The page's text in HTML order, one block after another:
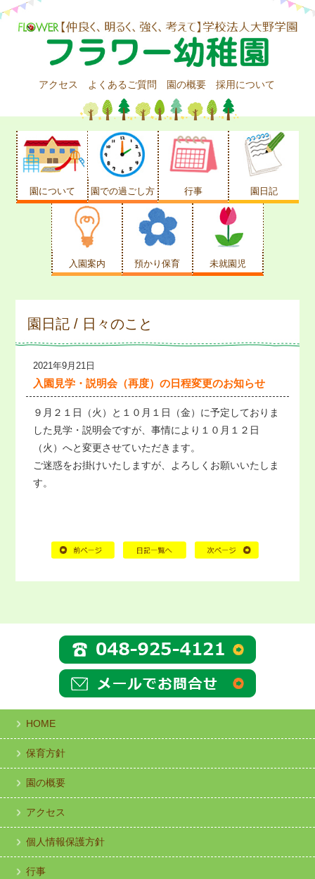
アクセス よくあるご質問 園の概要 採用について
園について 園での過ごし方 行事 園日記
入園案内 預かり保育 未就園児
園日記 / 日々のこと
2021年9月21日
入園見学・説明会（再度）の日程変更のお知らせ
９月２１日（火）と１０月１日（金）に予定しておりま
した見学・説明会ですが、事情により１０月１２日
（火）へと変更させていただきます。
ご迷惑をお掛けいたしますが、よろしくお願いいたしま
す。
HOME
保育方針
園の概要
アクセス
個人情報保護方針
行事